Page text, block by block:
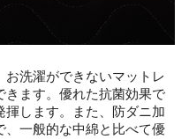
洗濯ができないマットレ
きます。優れた抗菌効果で
します。また、防ダニ加
、一般的な中綿と比べて優